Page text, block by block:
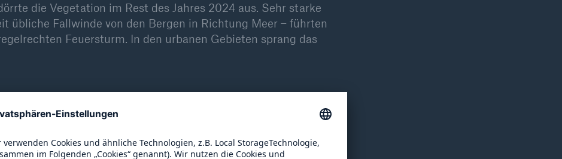
die Vegetation im Rest des Jahres 2024 aus. Sehr starke
übliche Fallwinde von den Bergen in Richtung Meer – führten
Feuersturm. In den urbanen Gebieten sprang das
Waldbränden wächst
betroffenen Gebieten zählen der Westen der USA und der